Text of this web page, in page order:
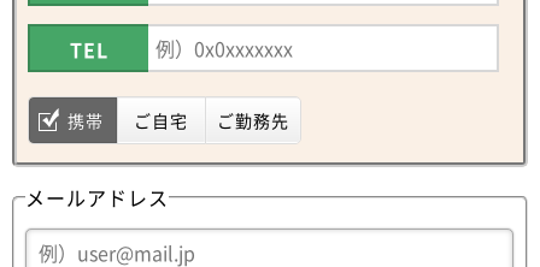
TEL
携帯 ご自宅 ご勤務先
メールアドレス